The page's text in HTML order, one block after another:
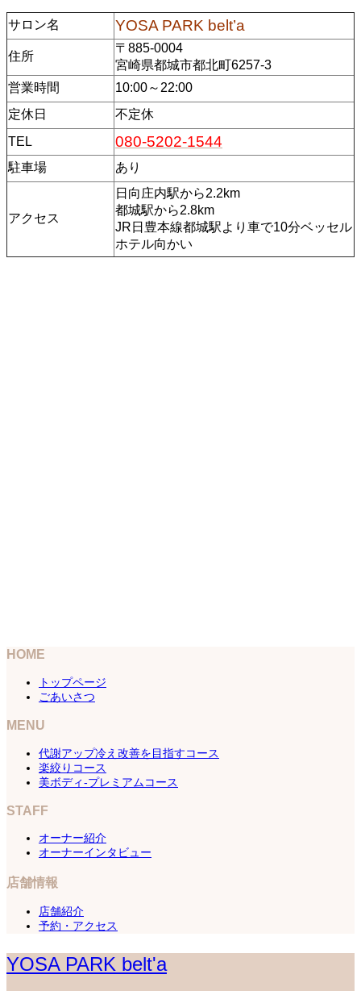
サロン名 YOSA PARK belt’a
住所
〒885-0004
宮崎県都城市都北町6257-3
営業時間
10:00～22:00
定休日
不定休
TEL
080-5202-1544
駐車場 あり
アクセス
日向庄内駅から2.2km
都城駅から2.8km
JR日豊本線都城駅より車で10分ベッセル
ホテル向かい
HOME
トップページ
ごあいさつ
MENU
代謝アップ冷え改善を目指すコース
楽絞りコース
美ボディ-プレミアムコース
STAFF
オーナー紹介
オーナーインタビュー
店舗情報
店舗紹介
予約・アクセス
YOSA PARK belt'a